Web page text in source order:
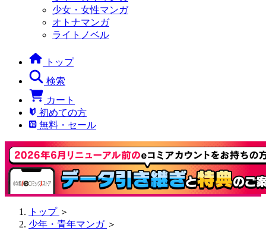
少女・女性マンガ
オトナマンガ
ライトノベル
トップ
検索
カート
初めての方
無料・セール
トップ ＞
少年・青年マンガ ＞